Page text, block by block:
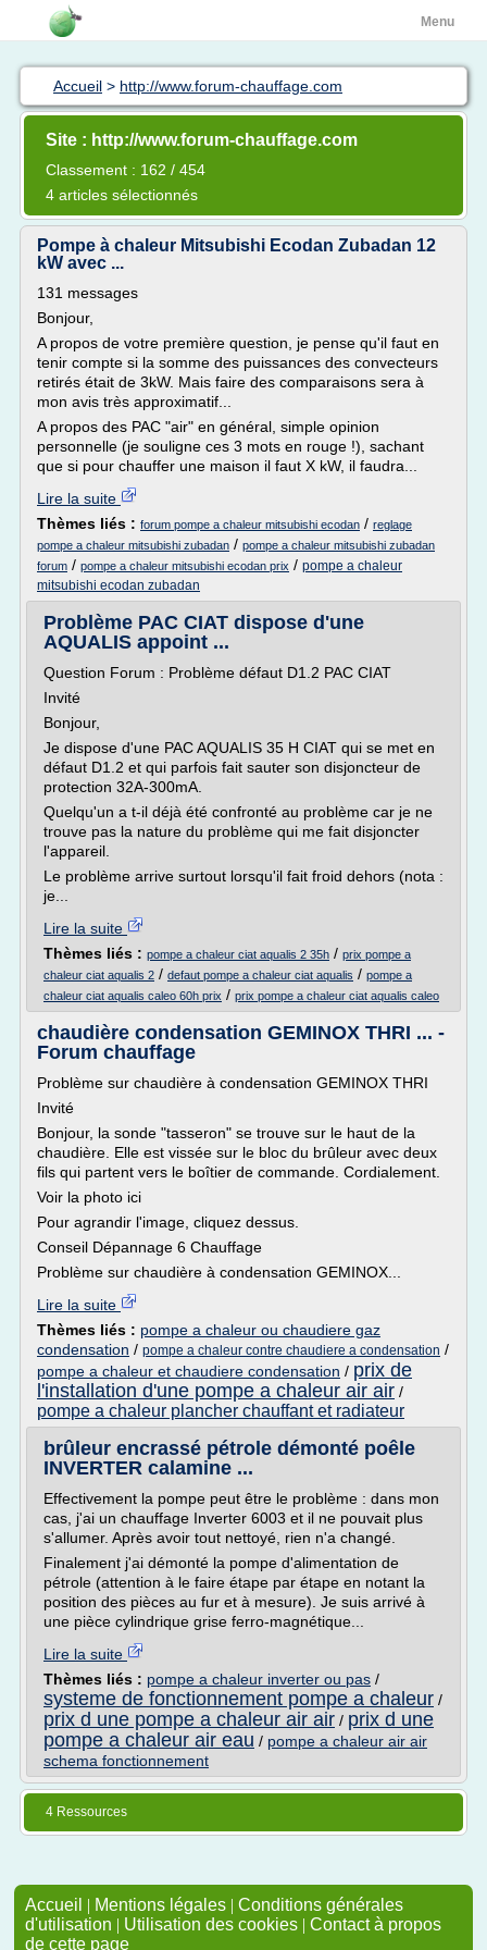
Menu
Accueil > http://www.forum-chauffage.com
Site : http://www.forum-chauffage.com
Classement : 162 / 454
4 articles sélectionnés
Pompe à chaleur Mitsubishi Ecodan Zubadan 12
kW avec ...
131 messages
Bonjour,
A propos de votre première question, je pense qu'il faut en
tenir compte si la somme des puissances des convecteurs
retirés était de 3kW. Mais faire des comparaisons sera à
mon avis très approximatif...
A propos des PAC "air" en général, simple opinion
personnelle (je souligne ces 3 mots en rouge !), sachant
que si pour chauffer une maison il faut X kW, il faudra...
Lire la suite
Thèmes liés : forum pompe a chaleur mitsubishi ecodan / reglage
pompe a chaleur mitsubishi zubadan / pompe a chaleur mitsubishi zubadan
forum / pompe a chaleur mitsubishi ecodan prix / pompe a chaleur
mitsubishi ecodan zubadan
Problème PAC CIAT dispose d'une
AQUALIS appoint ...
Question Forum : Problème défaut D1.2 PAC CIAT
Invité
Bonjour,
Je dispose d'une PAC AQUALIS 35 H CIAT qui se met en
défaut D1.2 et qui parfois fait sauter son disjoncteur de
protection 32A-300mA.
Quelqu'un a t-il déjà été confronté au problème car je ne
trouve pas la nature du problème qui me fait disjoncter
l'appareil.
Le problème arrive surtout lorsqu'il fait froid dehors (nota :
je...
Lire la suite
Thèmes liés : pompe a chaleur ciat aqualis 2 35h / prix pompe a
chaleur ciat aqualis 2 / defaut pompe a chaleur ciat aqualis / pompe a
chaleur ciat aqualis caleo 60h prix / prix pompe a chaleur ciat aqualis caleo
chaudière condensation GEMINOX THRI ... -
Forum chauffage
Problème sur chaudière à condensation GEMINOX THRI
Invité
Bonjour, la sonde "tasseron" se trouve sur le haut de la
chaudière. Elle est vissée sur le bloc du brûleur avec deux
fils qui partent vers le boîtier de commande. Cordialement.
Voir la photo ici
Pour agrandir l'image, cliquez dessus.
Conseil Dépannage 6 Chauffage
Problème sur chaudière à condensation GEMINOX...
Lire la suite
Thèmes liés : pompe a chaleur ou chaudiere gaz
condensation / pompe a chaleur contre chaudiere a condensation /
pompe a chaleur et chaudiere condensation / prix de
l'installation d'une pompe a chaleur air air /
pompe a chaleur plancher chauffant et radiateur
brûleur encrassé pétrole démonté poêle
INVERTER calamine ...
Effectivement la pompe peut être le problème : dans mon
cas, j'ai un chauffage Inverter 6003 et il ne pouvait plus
s'allumer. Après avoir tout nettoyé, rien n'a changé.
Finalement j'ai démonté la pompe d'alimentation de
pétrole (attention à le faire étape par étape en notant la
position des pièces au fur et à mesure). Je suis arrivé à
une pièce cylindrique grise ferro-magnétique...
Lire la suite
Thèmes liés : pompe a chaleur inverter ou pas /
systeme de fonctionnement pompe a chaleur /
prix d une pompe a chaleur air air / prix d une
pompe a chaleur air eau / pompe a chaleur air air
schema fonctionnement
4 Ressources
Accueil | Mentions légales | Conditions générales
d'utilisation | Utilisation des cookies | Contact à propos
de cette page